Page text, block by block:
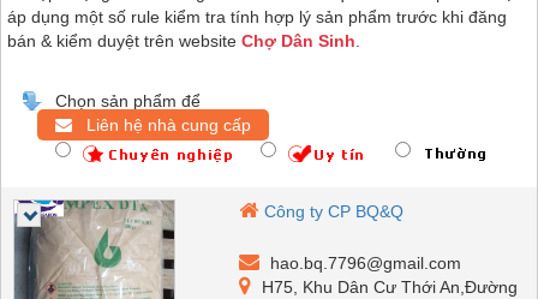
áp dụng một số rule kiểm tra tính hợp lý sản phẩm trước khi đăng
bán & kiểm duyệt trên website Chợ Dân Sinh.
Chọn sản phẩm để
Liên hệ nhà cung cấp
Công ty CP BQ&Q
hao.bq.7796@gmail.com
H75, Khu Dân Cư Thới An,Đường